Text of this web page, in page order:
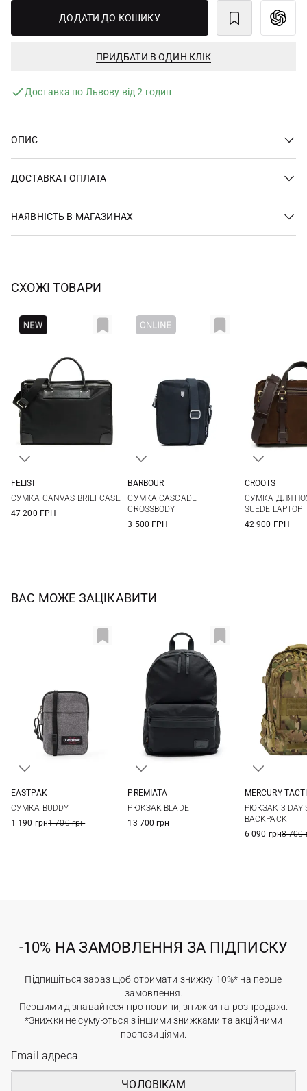
ДОДАТИ ДО КОШИКУ
ПРИДБАТИ В ОДИН КЛІК
Доставка по Львову від 2 годин
ОПИС
ДОСТАВКА І ОПЛАТА
НАЯВНІСТЬ В МАГАЗИНАХ
СХОЖІ ТОВАРИ
FELISI
СУМКА CANVAS BRIEFCASE
47 200 ГРН
BARBOUR
СУМКА CASCADE
CROSSBODY
3 500 ГРН
CROOTS
СУМКА ДЛЯ
SUEDE LAPTOP
42 900 ГРН
ВАС МОЖЕ ЗАЦІКАВИТИ
EASTPAK
СУМКА BUDDY
1 190 грн1 700 грн
PREMIATA
РЮКЗАК BLADE
13 700 грн
MERCURY
РЮКЗАК 3 DAY
BACKPACK
6 090 грн8 700
-10% НА ЗАМОВЛЕННЯ ЗА ПІДПИСКУ
Підпишіться зараз щоб отримати знижку 10%* на перше
замовлення.
Першими дізнавайтеся про новини, знижки та розпродажі.
*Знижки не сумуються з іншими знижками та акційними
пропозиціями.
ЧОЛОВІКАМ